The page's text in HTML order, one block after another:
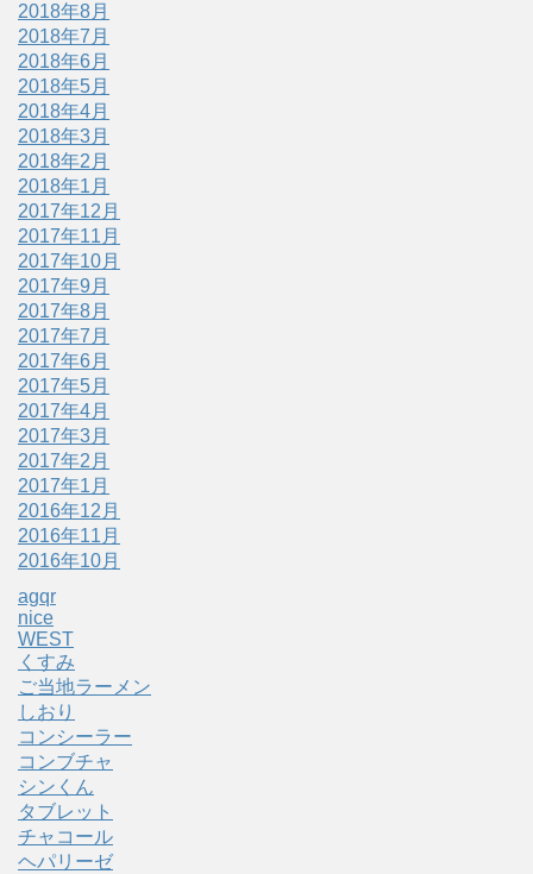
2018年8月
2018年7月
2018年6月
2018年5月
2018年4月
2018年3月
2018年2月
2018年1月
2017年12月
2017年11月
2017年10月
2017年9月
2017年8月
2017年7月
2017年6月
2017年5月
2017年4月
2017年3月
2017年2月
2017年1月
2016年12月
2016年11月
2016年10月
agqr
nice
WEST
くすみ
ご当地ラーメン
しおり
コンシーラー
コンブチャ
シンくん
タブレット
チャコール
ヘパリーゼ